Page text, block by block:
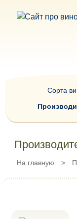
На главную >
Сорта